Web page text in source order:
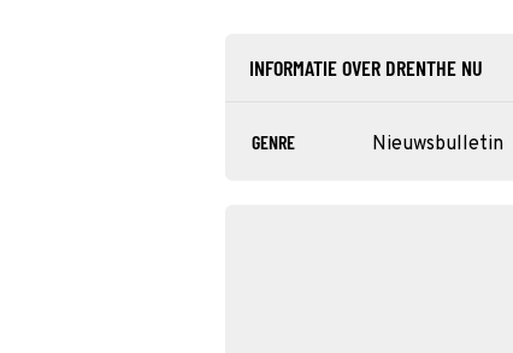
INFORMATIE OVER DRENTHE NU
GENRE Nieuwsbulletin